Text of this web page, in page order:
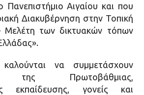
Αιγαίου και που
Διακυβέρνηση στην Τοπική
Μελέτη των δικτυακών τόπων
να συμμετάσχουν
της Πρωτοβάθμιας,
εκπαίδευσης, γονείς και